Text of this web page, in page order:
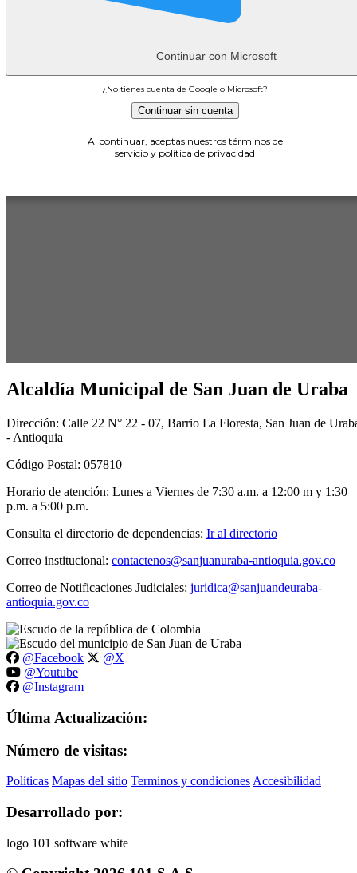
Alcaldía Municipal de San Juan de Uraba
Dirección: Calle 22 N° 22 - 07, Barrio La Floresta, San Juan de
- Antioquia
Código Postal: 057810
Horario de atención: Lunes a Viernes de 7:30 a.m. a 12:00 m y 1:30
p.m. a 5:00 p.m.
Consulta el directorio de dependencias: Ir al directorio
Correo institucional: contactenos@sanjuanuraba-antioquia.gov.co
Correo de Notificaciones Judiciales: juridica@sanjuandeuraba-
antioquia.gov.co
@Facebook
@X
@Youtube
@Instagram
Última Actualización:
Número de visitas:
Políticas Mapas del sitio Terminos y condiciones Accesibilidad
Desarrollado por: